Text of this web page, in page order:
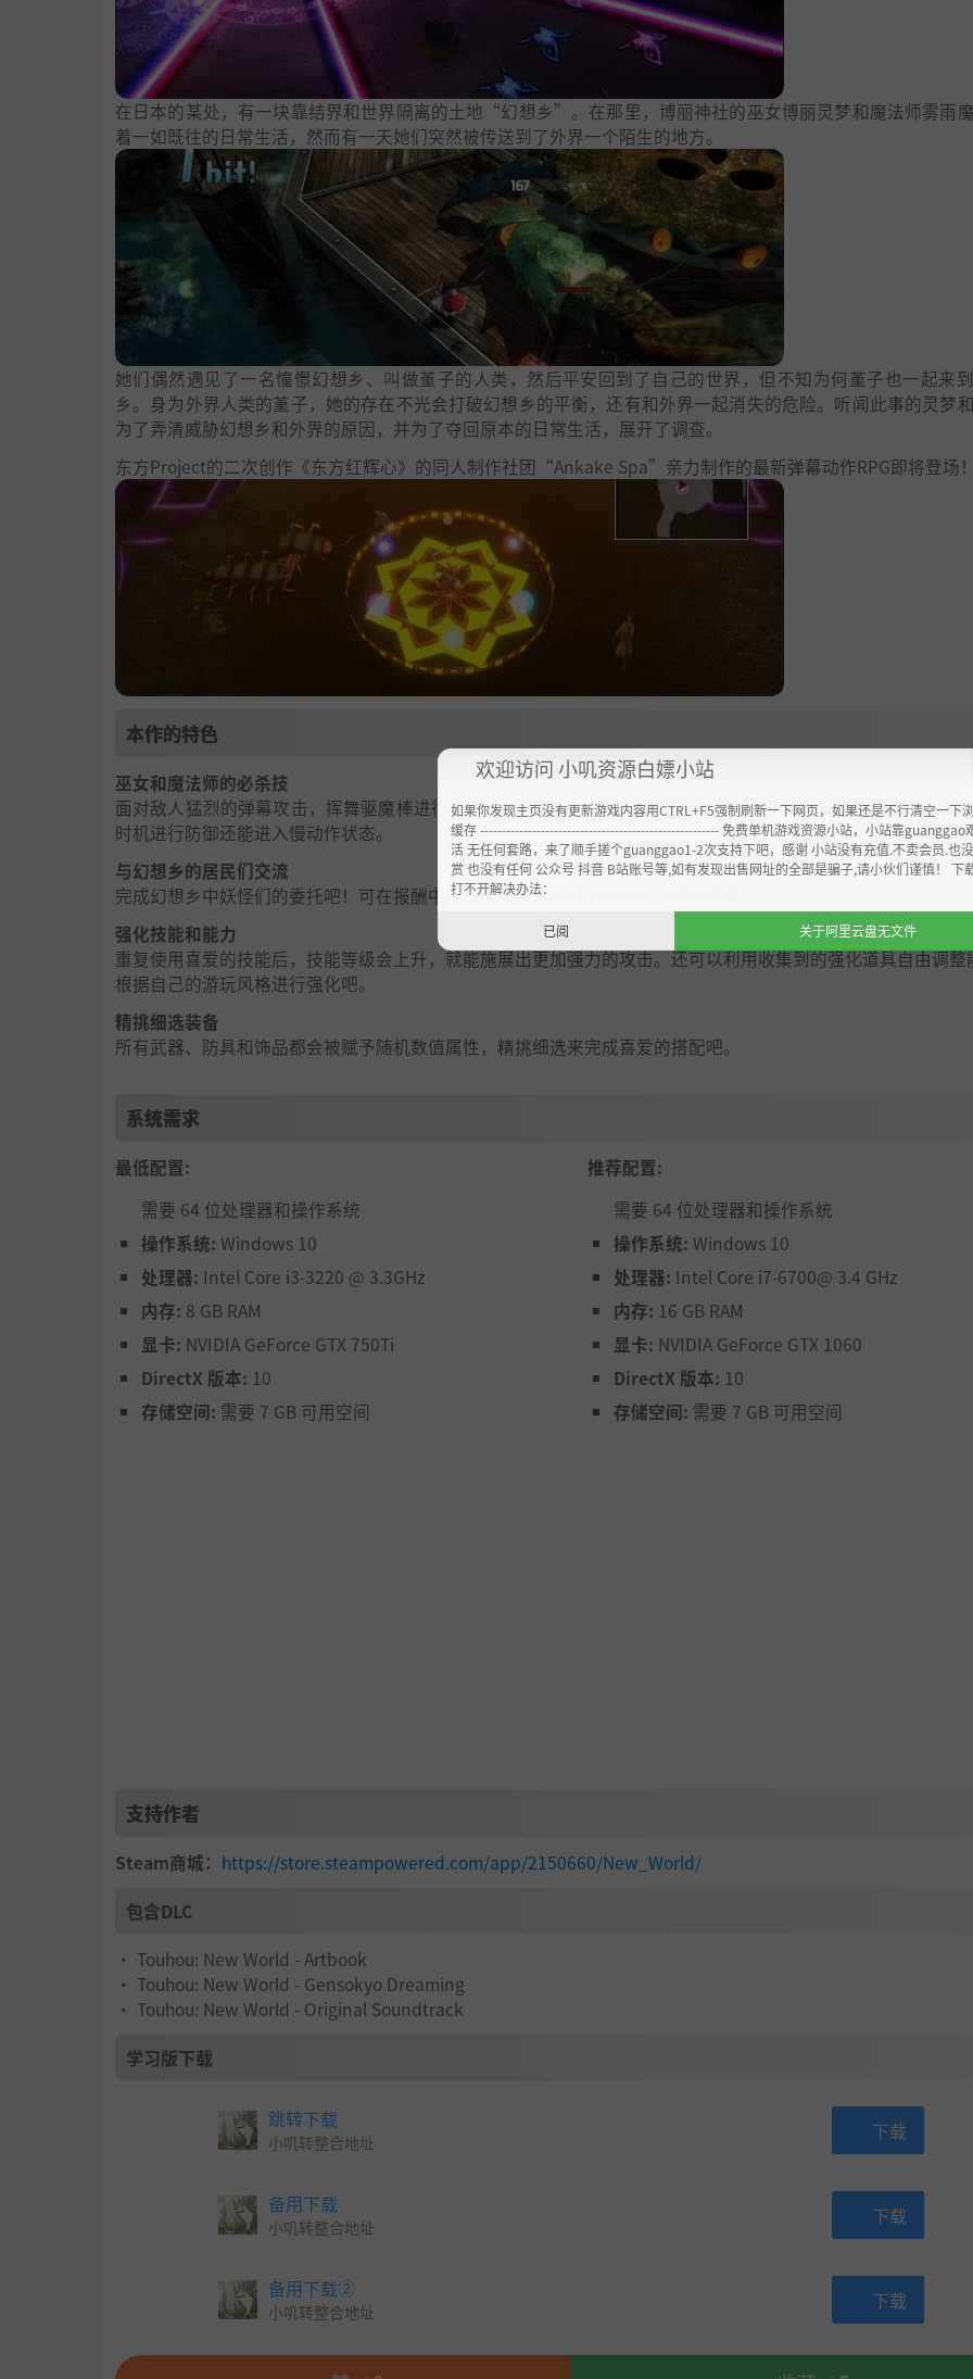
在日本的某处，有一块靠结界和世界隔离的土地“幻想乡”。在那里，博丽神社的巫女博丽灵梦和魔法师雾雨
着一如既往的日常生活，然而有一天她们突然被传送到了外界一个陌生的地方。
她们偶然遇见了一名憧憬幻想乡、叫做堇子的人类，然后平安回到了自己的世界，但不知为何堇子也一起来
乡。身为外界人类的堇子，她的存在不光会打破幻想乡的平衡，还有和外界一起消失的危险。听闻此事的灵梦
为了弄清威胁幻想乡和外界的原因，并为了夺回原本的日常生活，展开了调查。
东方Project的二次创作《东方红辉心》的同人制作社团“Ankake Spa”亲力制作的最新弹幕动作RPG即将登场
本作的特色
巫女和魔法师的必杀技
面对敌人猛烈的弹幕攻击，挥舞驱魔棒进行打击，依靠强力的符卡攻击进行反击吧。面对敌人的近身攻击，找
时机进行防御还能进入慢动作状态。
与幻想乡的居民们交流
完成幻想乡中妖怪们的委托吧！可在报酬中获得帮助冒险的强力装备以及强化道具……！
强化技能和能力
重复使用喜爱的技能后，技能等级会上升，就能施展出更加强力的攻击。还可以利用收集到的强化道具自由调整
根据自己的游玩风格进行强化吧。
精挑细选装备
所有武器、防具和饰品都会被赋予随机数值属性，精挑细选来完成喜爱的搭配吧。
系统需求
最低配置:
需要 64 位处理器和操作系统
操作系统: Windows 10
处理器: Intel Core i3-3220 @ 3.3GHz
内存: 8 GB RAM
显卡: NVIDIA GeForce GTX 750Ti
DirectX 版本: 10
存储空间: 需要 7 GB 可用空间
推荐配置:
需要 64 位处理器和操作系统
操作系统: Windows 10
处理器: Intel Core i7-6700@ 3.4 GHz
内存: 16 GB RAM
显卡: NVIDIA GeForce GTX 1060
DirectX 版本: 10
存储空间: 需要 7 GB 可用空间
支持作者
Steam商城： https://store.steampowered.com/app/2150660/New_World/
包含DLC
• Touhou: New World - Artbook
• Touhou: New World - Gensokyo Dreaming
• Touhou: New World - Original Soundtrack
学习版下载
跳转下载
小叽转整合地址 下载
备用下载
小叽转整合地址 下载
备用下载②
小叽转整合地址 下载
欢迎访问 小叽资源白嫖小站
如果你发现主页没有更新游戏内容用CTRL+F5强制刷新一下网页，如果还是不行清空一下
缓存 ------------------------------------------------------- 免费单机游戏资源小站，小站靠guanggao
活 无任何套路，来了顺手搓个guanggao1-2次支持下吧，感谢 小站没有充值.不卖会员.也
赏 也没有任何 公众号 抖音 B站账号等,如有发现出售网址的全部是骗子,请小伙们谨慎！ 下
打不开解决办法：
已阅 关于阿里云盘无文件